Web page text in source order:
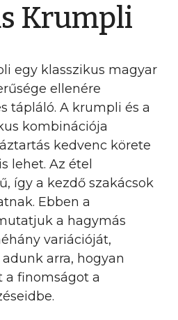
Krumpli
egy klasszikus magyar
ellenére
tápláló. A krumpli és a
kombinációja
kedvenc körete
lehet. Az étel
így a kezdő szakácsok
Ebben a
a hagymás
variációját,
arra, hogyan
a finomságot a